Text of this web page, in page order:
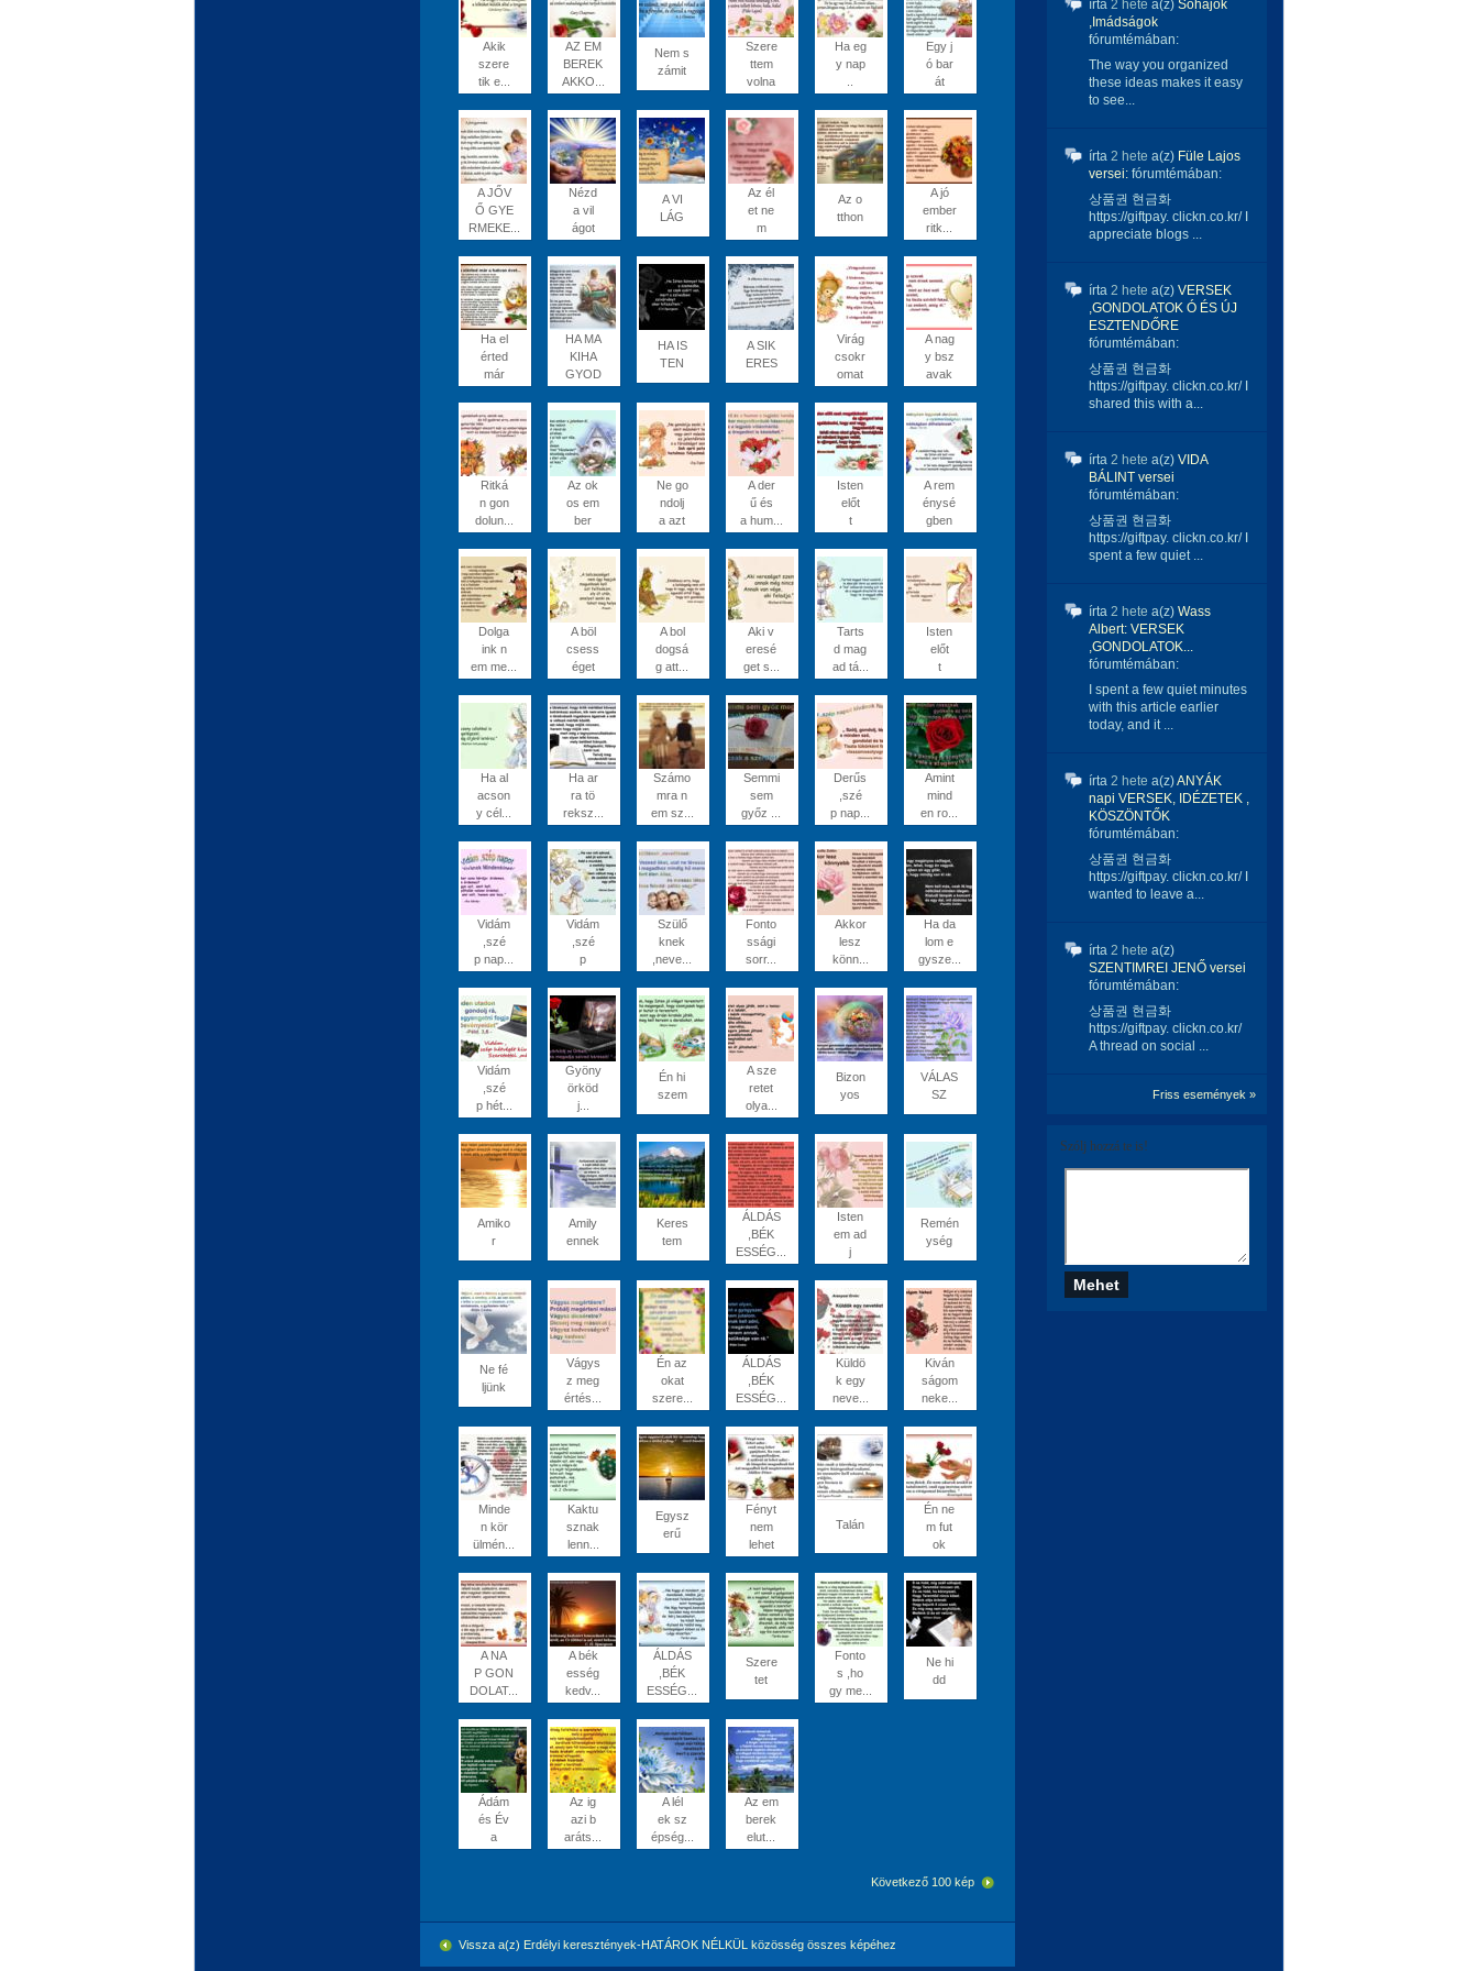
Akik
szere
tik e...
AZ EM
BEREK
AKKO...
Nem s
zámit
Szere
ttem
volna
Ha eg
y nap
Egy j
ó bar
át
A JŐV
Ő GYE
RMEKE...
Nézd
a vil
ágot
A VI
LÁG
Az él
et ne
m
Az o
tthon
A jó
ember
ritk...
Ha el
érted
már
HA MA
KIHA
GYOD
HA IS
TEN
A SIK
ERES
Virág
csokr
omat
A nag
y bsz
avak
Ritká
n gon
dolun...
Az ok
os em
ber
Ne go
ndolj
a azt
A der
ű és
a hum...
Isten
előt
t
A rem
énysé
gben
Dolga
ink n
em me...
A böl
csess
éget
A bol
dogsá
g att...
Aki v
eresé
get s...
Tarts
d mag
ad tá...
Isten
előt
t
Ha al
acson
y cél...
Ha ar
ra tö
reksz...
Számo
mra n
em sz...
Semmi
sem
győz ...
Derűs
,szé
p nap...
Amint
mind
en ro...
Vidám
,szé
p nap...
Vidám
,szé
p
Szülő
knek
,neve...
Fonto
ssági
sorr...
Akkor
lesz
könn...
Ha da
lom e
gysze...
Vidám
,szé
p hét...
Gyöny
örköd
j...
Én hi
szem
A sze
retet
olya...
Bizon
yos
VÁLAS
SZ
Amiko
r
Amily
ennek
Keres
tem
ÁLDÁS
,BÉK
ESSÉG...
Isten
em ad
j
Remén
ység
Ne fé
ljünk
Vágys
z meg
értés...
Én az
okat
szere...
ÁLDÁS
,BÉK
ESSÉG...
Küldö
k egy
neve...
Kiván
ságom
neke...
Minde
n kör
ülmén...
Kaktu
sznak
lenn...
Egysz
erű
Fényt
nem
lehet
Talán
Én ne
m fut
ok
A NA
P GON
DOLAT...
A bék
esség
kedv...
ÁLDÁS
,BÉK
ESSÉG...
Szere
tet
Fonto
s ,ho
gy me...
Ne hi
dd
Ádám
és Év
a
Az ig
azi b
aráts...
A lél
ek sz
épség...
Az em
berek
elut...
Következő 100 kép
Vissza a(z) Erdélyi keresztények-HATÁROK NÉLKÜL közösség összes képéhez
írta 2 hete a(z) Sóhajok
,Imádságok
fórumtémában:
The way you organized
these ideas makes it easy
to see...
írta 2 hete a(z) Füle Lajos
versei: fórumtémában:
상품권 현금화
https://giftpay. clickn.co.kr/ I
appreciate blogs ...
írta 2 hete a(z) VERSEK
,GONDOLATOK Ó ÉS ÚJ
ESZTENDŐRE
fórumtémában:
상품권 현금화
https://giftpay. clickn.co.kr/ I
shared this with a...
írta 2 hete a(z) VIDA
BÁLINT versei
fórumtémában:
상품권 현금화
https://giftpay. clickn.co.kr/ I
spent a few quiet ...
írta 2 hete a(z) Wass
Albert: VERSEK
,GONDOLATOK...
fórumtémában:
I spent a few quiet minutes
with this article earlier
today, and it ...
írta 2 hete a(z)ANYÁK
napi VERSEK, IDÉZETEK ,
KÖSZÖNTŐK
fórumtémában:
상품권 현금화
https://giftpay. clickn.co.kr/ I
wanted to leave a...
írta 2 hete a(z)
SZENTIMREI JENŐ versei
fórumtémában:
상품권 현금화
https://giftpay. clickn.co.kr/
A thread on social ...
Friss események »
Szólj hozzá te is!